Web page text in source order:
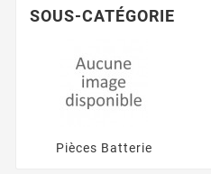
SOUS-CATÉGORIE
Pièces Batterie